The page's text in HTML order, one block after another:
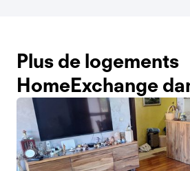
Plus de logements
HomeExchange